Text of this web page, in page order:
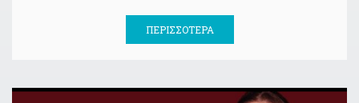
ΠΕΡΙΣΣΌΤΕΡΑ